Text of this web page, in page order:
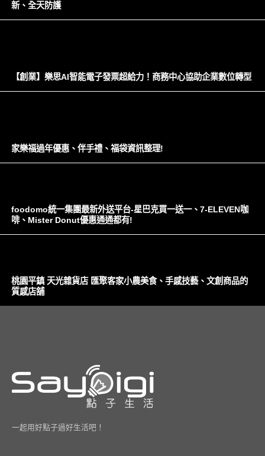
新、全天防護
【創業】樂思AI智能電子發票超給力！商務中心協助企業數位轉型
家樂福過年優惠、伴手禮、福袋資訊整理!
foodomo統一集團最新外送平台-星巴克買一送一、7-ELEVEN咖
啡、Mister Donut優惠通通都有!
桃園平鎮 天光雜貨店 匯聚客家小農美食、手感技藝、文創商品的
質感店舖
一起用好點子過好生活吧！